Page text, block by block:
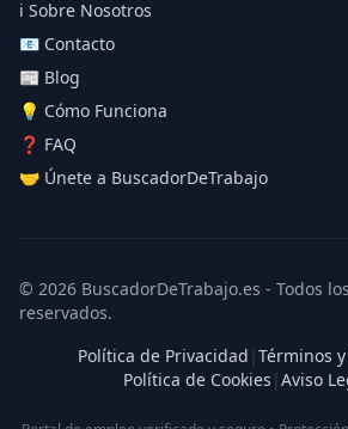
ℹ️ Sobre Nosotros
📧 Contacto
📰 Blog
💡 Cómo Funciona
❓ FAQ
🤝 Únete a BuscadorDeTrabajo
© 2026 BuscadorDeTrabajo.es - Todos
reservados.
Política de Privacidad | Términos
Política de Cookies | Aviso